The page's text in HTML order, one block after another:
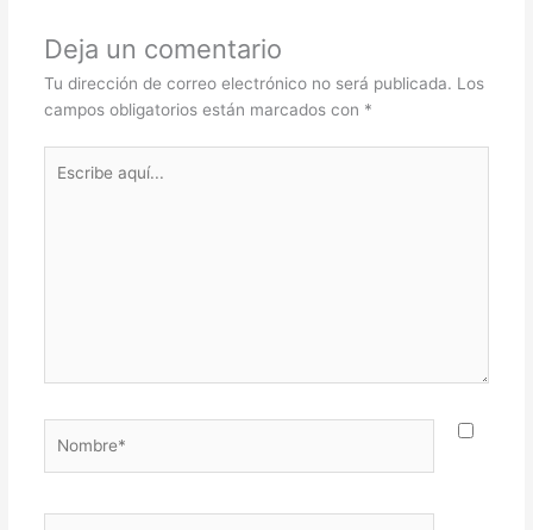
Deja un comentario
Tu dirección de correo electrónico no será publicada. Los
campos obligatorios están marcados con *
aquí...